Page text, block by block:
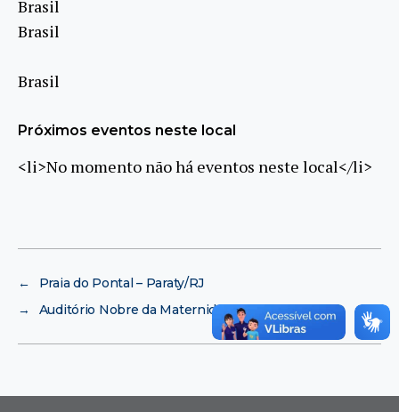
Brasil
Brasil
Brasil
Próximos eventos neste local
<li>No momento não há eventos neste local</li>
←
Praia do Pontal – Paraty/RJ
→
Auditório Nobre da Maternidade-Escola da UFRJ